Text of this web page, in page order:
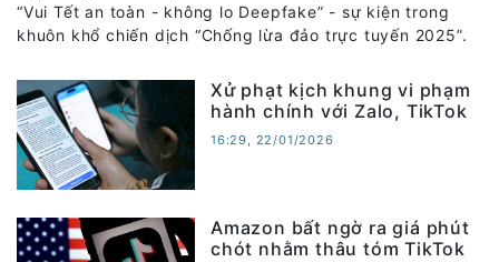
“Vui Tết an toàn - không lo Deepfake” - sự kiện trong
khuôn khổ chiến dịch “Chống lừa đảo trực tuyến 2025”.
Xử phạt kịch khung vi phạm
hành chính với Zalo, TikTok
16:29, 22/01/2026
Amazon bất ngờ ra giá phút
chót nhằm thâu tóm TikTok